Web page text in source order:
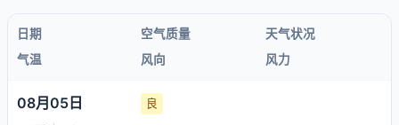
日期 空气质量
天气状况
气温
风向 风力
08月05日 良